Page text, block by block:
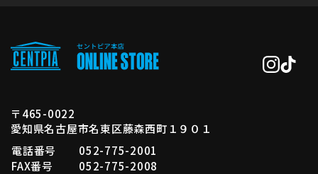
〒465-0022
愛知県名古屋市名東区藤森西町１９０１
電話番号
052-775-2001
FAX番号
052-775-2008